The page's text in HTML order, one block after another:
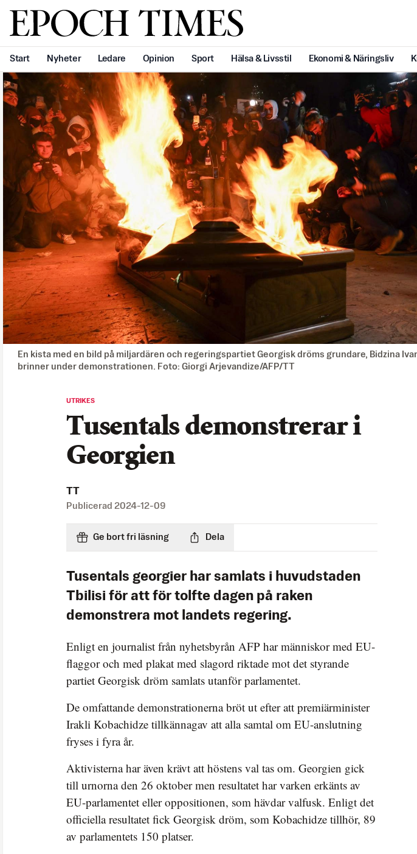
Svenska Epoch Times
Start Nyheter Ledare Opinion Sport Hälsa & Livsstil Ekonomi & Näringsliv
En kista med en bild på miljardären och regeringspartiet Georgisk dröms grundare, Bidzina
brinner under demonstrationen. Foto: Giorgi Arjevandize/AFP/TT
UTRIKES
Tusentals demonstrerar i
Georgien
TT
Publicerad 2024-12-09
Ge bort fri läsning Dela
Tusentals georgier har samlats i huvudstaden
Tbilisi för att för tolfte dagen på raken
demonstrera mot landets regering.
Enligt en journalist från nyhetsbyrån AFP har människor med EU-
flaggor och med plakat med slagord riktade mot det styrande
partiet Georgisk dröm samlats utanför parlamentet.
De omfattande demonstrationerna bröt ut efter att premiärminister
Irakli Kobachidze tillkännagav att alla samtal om EU-anslutning
fryses i fyra år.
Aktivisterna har även krävt att höstens val tas om. Georgien gick
till urnorna den 26 oktober men resultatet har varken erkänts av
EU-parlamentet eller oppositionen, som hävdar valfusk. Enligt det
officiella resultatet fick Georgisk dröm, som Kobachidze tillhör, 89
av parlamentets 150 platser.